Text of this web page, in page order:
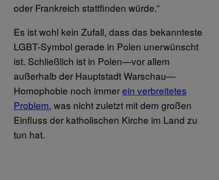
oder Frankreich stattfinden würde.”
Es ist wohl kein Zufall, dass das bekannteste
LGBT-Symbol gerade in Polen unerwünscht
ist. Schließlich ist in Polen—vor allem
außerhalb der Hauptstadt Warschau—
Homophobie noch immerein verbreitetes
Problem, was nicht zuletzt mit dem großen
Einfluss der katholischen Kirche im Land zu
tun hat.